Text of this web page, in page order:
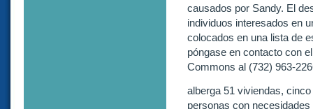
causados por Sandy. El
individuos interesados en
colocados en una lista de
póngase en contacto con
Commons al (732) 963-
alberga 51 viviendas,
personas con